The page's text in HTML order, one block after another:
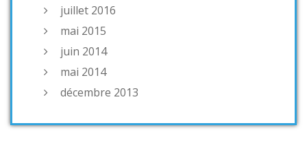
juillet 2016
mai 2015
juin 2014
mai 2014
décembre 2013